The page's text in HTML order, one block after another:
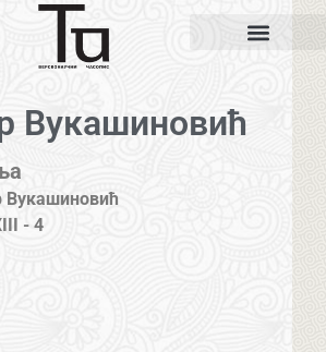
Вукашиновић
Вукашиновић
- 4